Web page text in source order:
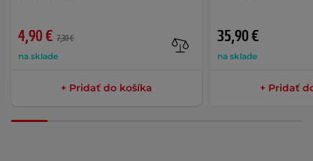
4,90 € 7,30 €
na sklade
+ Pridať do košíka
35,90 €
na sklade
+ Pridať